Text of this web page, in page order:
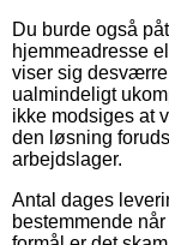
Du burde også
hjemmeadresse
viser sig
ualmindeligt
ikke modsiges at
den løsning
arbejdslager.
Antal dages
bestemmende